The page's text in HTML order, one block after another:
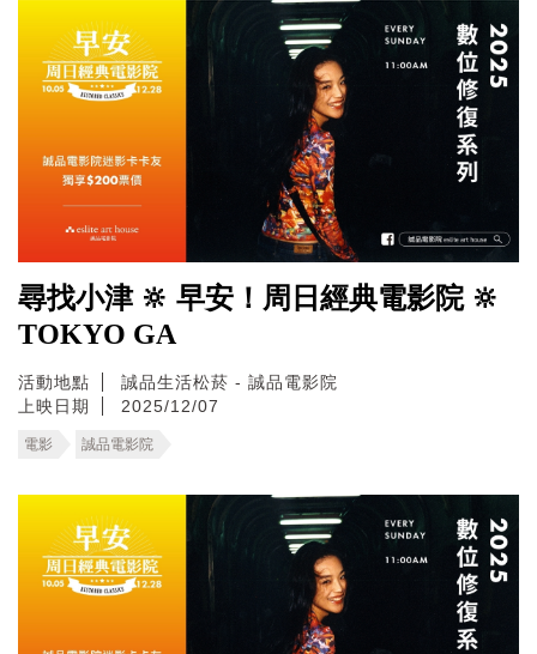
尋找小津 🔆 早安！周日經典電影院 🔆
TOKYO GA
活動地點
誠品生活松菸 - 誠品電影院
上映日期
2025/12/07
電影 誠品電影院